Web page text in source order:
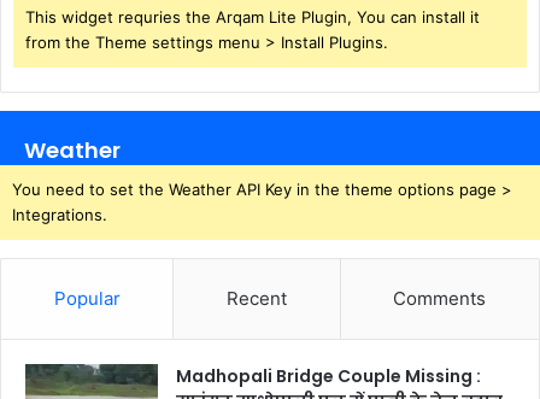
This widget requries the Arqam Lite Plugin, You can install it
from the Theme settings menu > Install Plugins.
Weather
You need to set the Weather API Key in the theme options page >
Integrations.
Popular Recent Comments
Madhopali Bridge Couple Missing :